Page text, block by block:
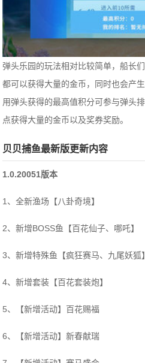
弹头乐园的玩法相对比较简单，船长
都可以获得大量的金币，同时也会产
用弹头获得的最高值积分可参与弹头
点获得大量的金币以及奖券奖励。
贝贝捕鱼最新版更新内容
1.0.20051版本
1、全新渔场【八卦奇境】
2、新增BOSS鱼【百花仙子、哪吒】
3、新增特殊鱼【疯狂赛马、九尾妖狐】
4、新增套装【百花套装炮】
5、【新增活动】百花赐福
6、【新增活动】新春献瑞